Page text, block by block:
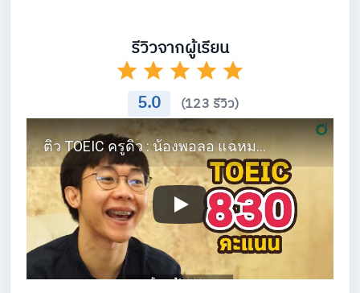
รีวิวจากผู้เรียน
5.0 (123 รีวิว)
ติว TOEIC ครูดิว : น้องพอลอ แฉหมด! คว้า TOEIC 830 คะแนน ใน 1 เดือน!!